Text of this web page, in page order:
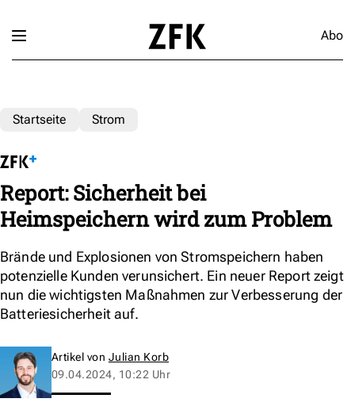
Abo
Startseite Strom
Report: Sicherheit bei
Heimspeichern wird zum Problem
Brände und Explosionen von Stromspeichern haben
potenzielle Kunden verunsichert. Ein neuer Report zeigt
nun die wichtigsten Maßnahmen zur Verbesserung der
Batteriesicherheit auf.
Artikel von Julian Korb
09.04.2024, 10:22 Uhr